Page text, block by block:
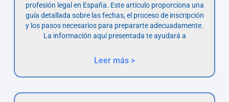
profesión legal en España. Este artículo proporciona una
guía detallada sobre las fechas, el proceso de inscripción
y los pasos necesarios para prepararte adecuadamente.
La información aquí presentada te ayudará a
Leer más >